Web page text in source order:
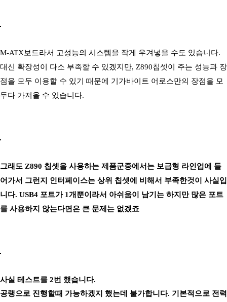
M-ATX보드라서 고성능의 시스템을 작게 우겨넣을 수도 있습니다.
대신 확장성이 다소 부족할 수 있겠지만, Z890칩셋이 주는 성능과 장
점을 모두 이용할 수 있기 때문에 기가바이트 어로스만의 장점을 모
두다 가져올 수 있습니다.
그래도 Z890 칩셋을 사용하는 제품군중에서는 보급형 라인업에 들
어가서 그런지 인터페이스는 상위 칩셋에 비해서 부족한것이 사실입
니다. USB4 포트가 1개뿐이라서 아쉬움이 남기는 하지만 많은 포트
를 사용하지 않는다면은 큰 문제는 없겠죠
사실 테스트를 2번 했습니다.
공랭으로 진행할때 가능하겠지 했는데 불가합니다. 기본적으로 전력